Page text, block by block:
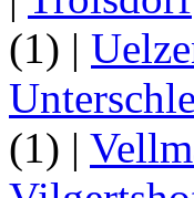
(1) |
(1) |